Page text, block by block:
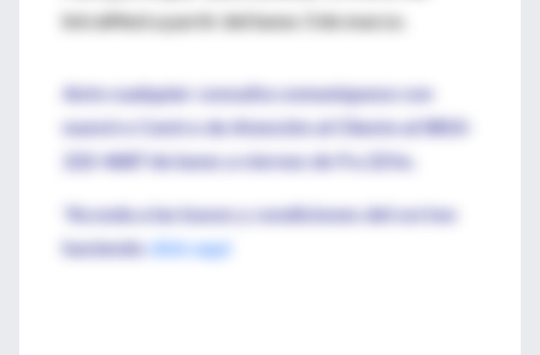
IntraMed a partir del lunes 3 de marzo.
Ante cualquier consulta comuníquese con
nuestro Centro de Atención al Cliente al 0810-
222-4687 de lunes a viernes de 9 a 22 hs.
*Acceda a las bases y condiciones del sorteo
haciendoclick aquí